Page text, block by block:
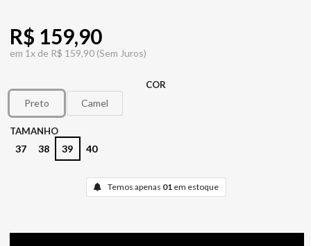
R$ 159,90
em 1x de R$ 159,90 (Sem Juros)
COR
Preto Camel
TAMANHO
37 38 39 40
Temos apenas 01em estoque